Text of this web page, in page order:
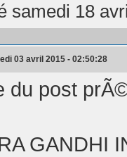
samedi 18
03 avril 2015 - 02:50:28
du post
GANDHI